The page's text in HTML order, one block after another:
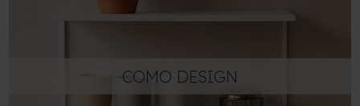
COMO DESIGN